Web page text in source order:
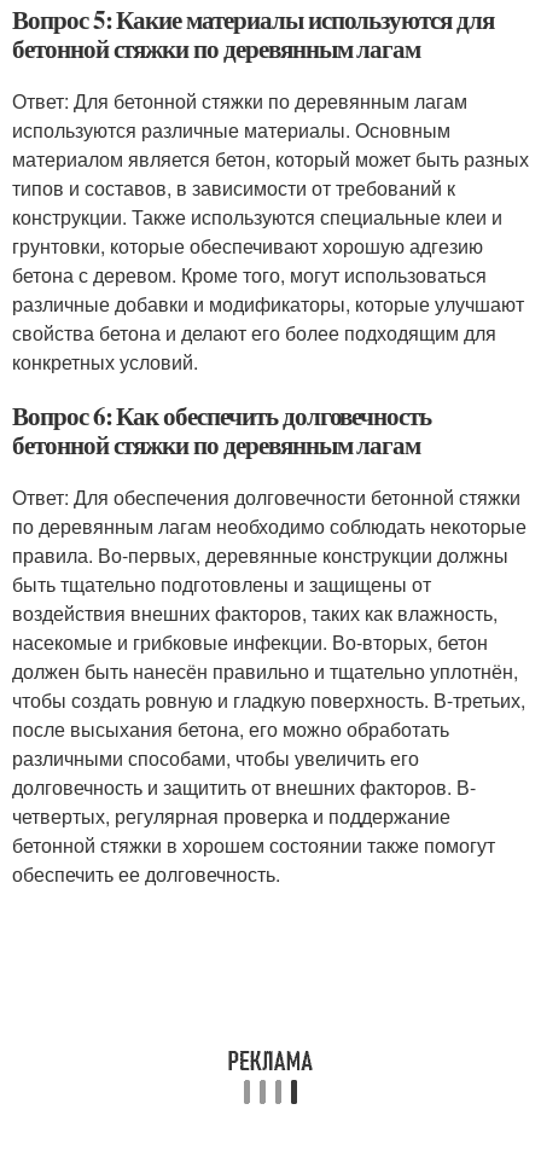
Вопрос 5: Какие материалы используются для
бетонной стяжки по деревянным лагам
Ответ: Для бетонной стяжки по деревянным лагам
используются различные материалы. Основным
материалом является бетон, который может быть разных
типов и составов, в зависимости от требований к
конструкции. Также используются специальные клеи и
грунтовки, которые обеспечивают хорошую адгезию
бетона с деревом. Кроме того, могут использоваться
различные добавки и модификаторы, которые улучшают
свойства бетона и делают его более подходящим для
конкретных условий.
Вопрос 6: Как обеспечить долговечность
бетонной стяжки по деревянным лагам
Ответ: Для обеспечения долговечности бетонной стяжки
по деревянным лагам необходимо соблюдать некоторые
правила. Во-первых, деревянные конструкции должны
быть тщательно подготовлены и защищены от
воздействия внешних факторов, таких как влажность,
насекомые и грибковые инфекции. Во-вторых, бетон
должен быть нанесён правильно и тщательно уплотнён,
чтобы создать ровную и гладкую поверхность. В-третьих,
после высыхания бетона, его можно обработать
различными способами, чтобы увеличить его
долговечность и защитить от внешних факторов. В-
четвертых, регулярная проверка и поддержание
бетонной стяжки в хорошем состоянии также помогут
обеспечить ее долговечность.